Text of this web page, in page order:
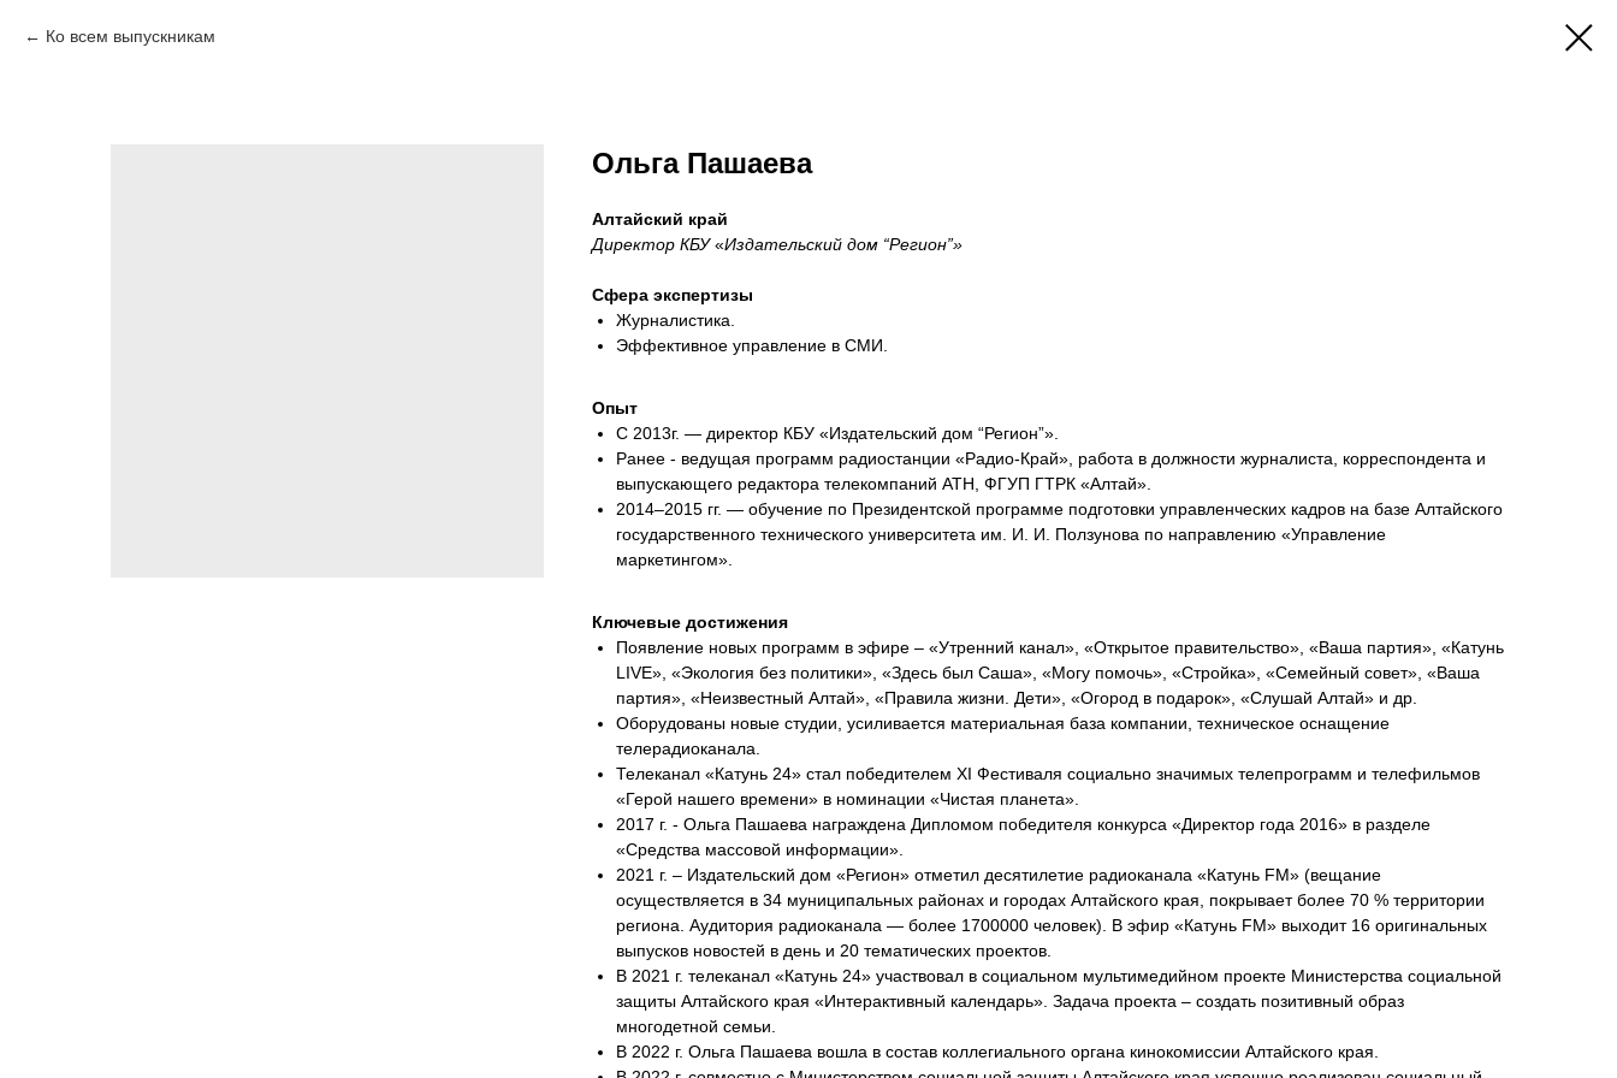
Ко всем выпускникам
Ольга Пашаева
Алтайский край
Директор КБУ«Издательский дом “Регион”»
Сфера экспертизы
Журналистика.
Эффективное управление в СМИ.
Опыт
С 2013г. — директор КБУ «Издательский дом “Регион”».
Ранее - ведущая программ радиостанции «Радио-Край», работа в должности журналиста, корреспондента и
выпускающего редактора телекомпаний АТН, ФГУП ГТРК «Алтай».
2014–2015 гг. — обучение по Президентской программе подготовки управленческих кадров на базе Алтайского
государственного технического университета им. И. И. Ползунова по направлению «Управление
маркетингом».
Ключевые достижения
Появление новых программ в эфире – «Утренний канал», «Открытое правительство», «Ваша партия», «Катунь
LIVE», «Экология без политики», «Здесь был Саша», «Могу помочь», «Стройка», «Семейный совет», «Ваша
партия», «Неизвестный Алтай», «Правила жизни. Дети», «Огород в подарок», «Слушай Алтай» и др.
Оборудованы новые студии, усиливается материальная база компании, техническое оснащение
телерадиоканала.
Телеканал «Катунь 24» стал победителем XI Фестиваля социально значимых телепрограмм и телефильмов
«Герой нашего времени» в номинации «Чистая планета».
2017 г. - Ольга Пашаева награждена Дипломом победителя конкурса «Директор года 2016» в разделе
«Средства массовой информации».
2021 г. – Издательский дом «Регион» отметил десятилетие радиоканала «Катунь FM» (вещание
осуществляется в 34 муниципальных районах и городах Алтайского края, покрывает более 70 % территории
региона. Аудитория радиоканала — более 1700000 человек). В эфир «Катунь FM» выходит 16 оригинальных
выпусков новостей в день и 20 тематических проектов.
В 2021 г. телеканал «Катунь 24» участвовал в социальном мультимедийном проекте Министерства социальной
защиты Алтайского края «Интерактивный календарь». Задача проекта – создать позитивный образ
многодетной семьи.
В 2022 г. Ольга Пашаева вошла в состав коллегиального органа кинокомиссии Алтайского края.